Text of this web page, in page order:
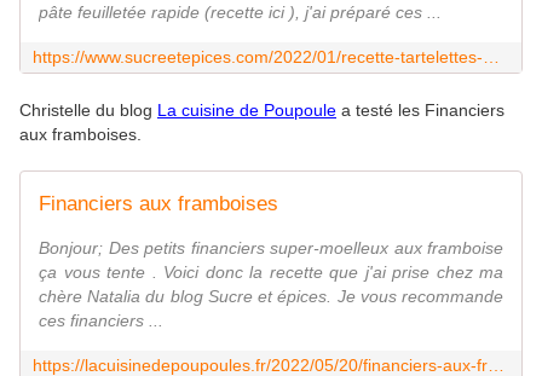
pâte feuilletée rapide (recette ici ), j'ai préparé ces ...
Christelle du blog La cuisine de Poupoule a testé les Financiers
aux framboises.
Financiers aux framboises
Bonjour; Des petits financiers super-moelleux aux framboise
ça vous tente . Voici donc la recette que j'ai prise chez ma
chère Natalia du blog Sucre et épices. Je vous recommande
ces financiers ...